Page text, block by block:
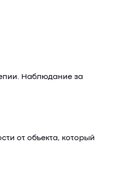
Наблюдание за
от объекта, который